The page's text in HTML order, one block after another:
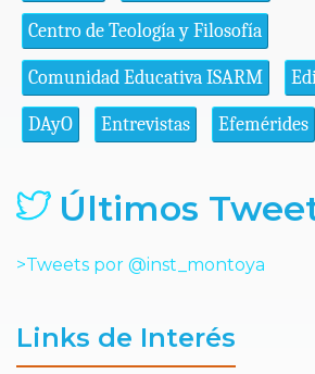
Centro de Teología y Filosofía
Comunidad Educativa ISARM
DAyO Entrevistas Efemérides
Últimos
>Tweets por @inst_montoya
Links de Interés